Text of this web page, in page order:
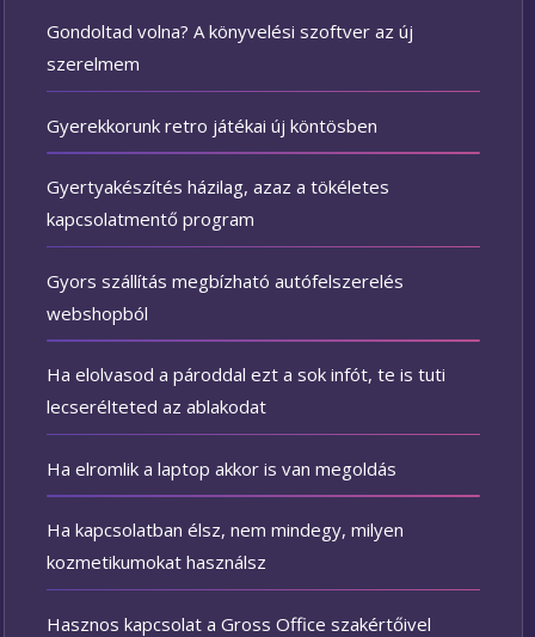
Gondoltad volna? A könyvelési szoftver az új
szerelmem
Gyerekkorunk retro játékai új köntösben
Gyertyakészítés házilag, azaz a tökéletes
kapcsolatmentő program
Gyors szállítás megbízható autófelszerelés
webshopból
Ha elolvasod a pároddal ezt a sok infót, te is tuti
lecserélteted az ablakodat
Ha elromlik a laptop akkor is van megoldás
Ha kapcsolatban élsz, nem mindegy, milyen
kozmetikumokat használsz
Hasznos kapcsolat a Gross Office szakértőivel